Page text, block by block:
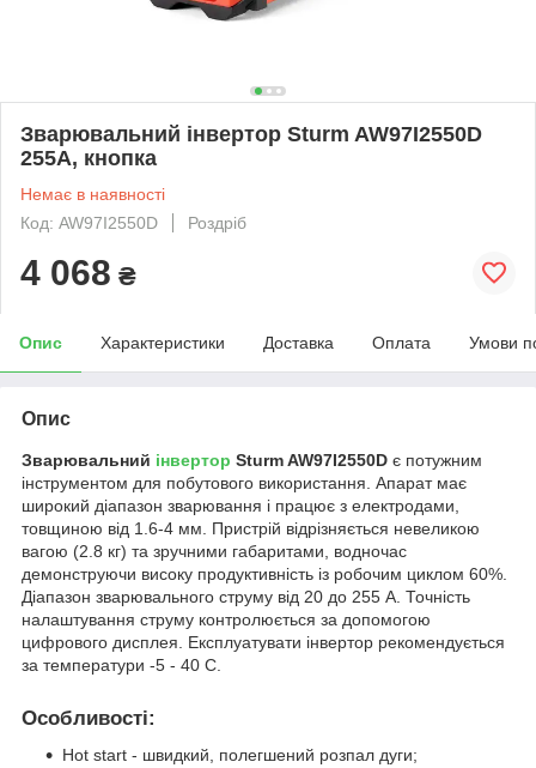
Зварювальний інвертор Sturm AW97I2550D
255А, кнопка
Немає в наявності
Код: AW97I2550D
Роздріб
4 068 ₴
Опис Характеристики Доставка Оплата Умови
Опис
Зварювальний інвертор Sturm AW97I2550D є потужним
інструментом для побутового використання. Апарат має
широкий діапазон зварювання і працює з електродами,
товщиною від 1.6-4 мм. Пристрій відрізняється невеликою
вагою (2.8 кг) та зручними габаритами, водночас
демонструючи високу продуктивність із робочим циклом 60%.
Діапазон зварювального струму від 20 до 255 А. Точність
налаштування струму контролюється за допомогою
цифрового дисплея. Експлуатувати інвертор рекомендується
за температури -5 - 40 С.
Особливості:
Hot start - швидкий, полегшений розпал дуги;